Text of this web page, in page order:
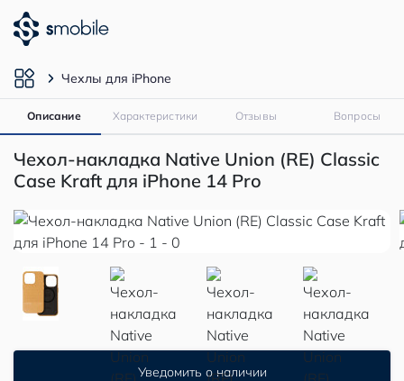
Чехлы для iPhone
Описание Характеристики Отзывы Вопросы
Чехол-накладка Native Union (RE) Classic
Case Kraft для iPhone 14 Pro
Уведомить о наличии